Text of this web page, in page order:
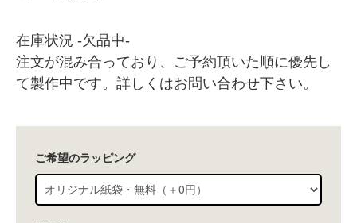
在庫状況 -欠品中-
注文が混み合っており、ご予約頂いた順に優先し
て製作中です。詳しくはお問い合わせ下さい。
ご希望のラッピング